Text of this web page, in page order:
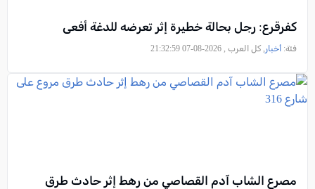
كفرقرع: رجل بحالة خطيرة إثر تعرضه للدغة أفعى
فئة: أخبار , كل العرب , 2026-08-07 21:32:59
مصرع الشاب آدم القصاصي من رهط إثر حادث طرق